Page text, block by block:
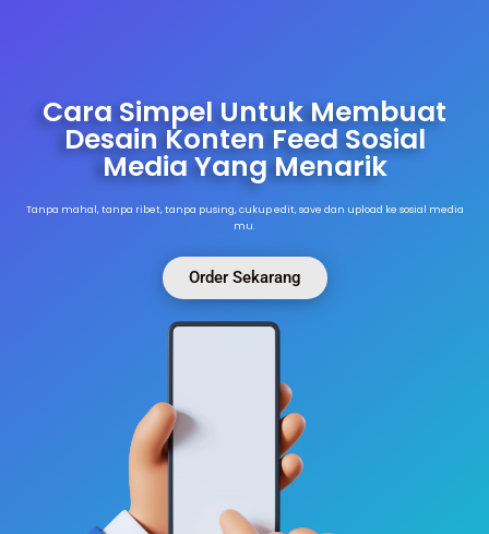
Cara Simpel Untuk Membuat
Desain Konten Feed Sosial
Media Yang Menarik
Tanpa mahal, tanpa ribet, tanpa pusing, cukup edit, save dan upload ke sosial media
mu.
Order Sekarang